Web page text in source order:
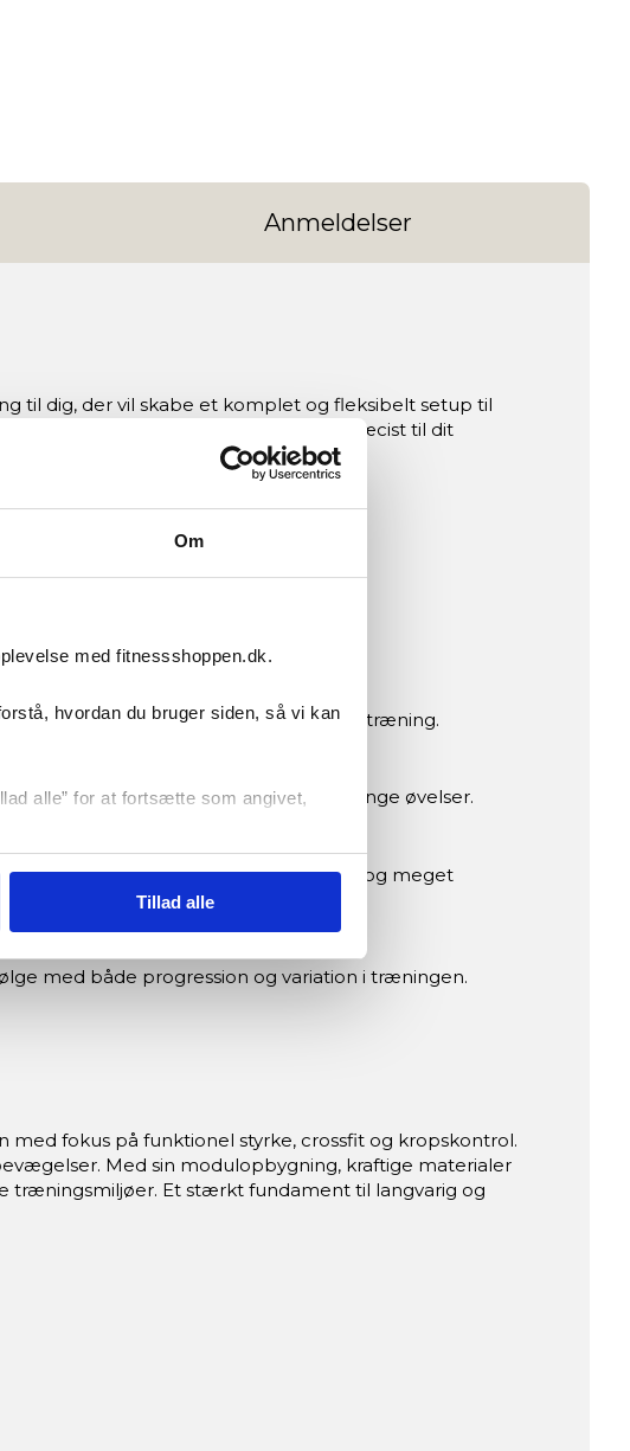
Om
med fitnessshoppen.dk.
hvordan du bruger siden, så vi kan
alle” for at fortsætte som angivet,
Tillad alle
Anmeldelser
til dig, der vil skabe et komplet og fleksibelt setup til
og stabil rig, der kan tilpasses præcist til dit
med ekstra tilbehør og funktioner.
– selv ved intensiv og eksplosiv træning.
masser af plads til fri bevægelse og mange øvelser.
som ringe, klatrenet, trapezestænger og meget
med både progression og variation i træningen.
med fokus på funktionel styrke, crossfit og kropskontrol.
Med sin modulopbygning, kraftige materialer
træningsmiljøer. Et stærkt fundament til langvarig og